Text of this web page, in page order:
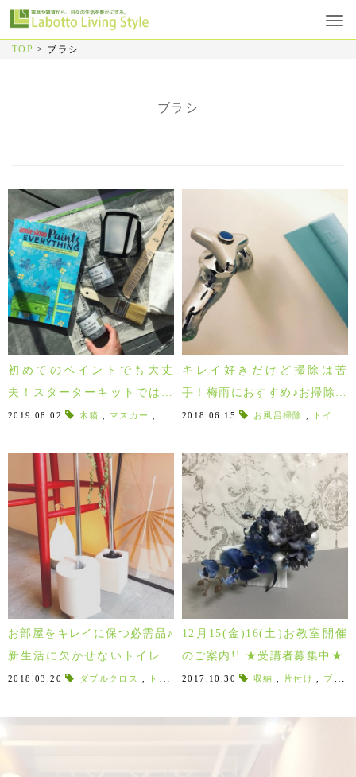
TOP > ブラシ
ブラシ
初めてのペイントでも大丈
夫！スターターキットではじ
めるアニースローン！
2019.08.02 木箱 マスカー ウエス,ペイントバケツ,ミキシングステ
キレイ好きだけど掃除は苦
手！梅雨におすすめ♪お掃除グ
ッズ３選！
2018.06.15 お風呂掃除 トイレブラシブラシ
お部屋をキレイに保つ必需品♪
新生活に欠かせないトイレ・
お掃除グッズ特集！
2018.03.20 ダブルクロス トイレ用ブラシ , トイレットペーパーホルダー
12月15(金)16(土)お教室開催
のご案内!! ★受講者募集中★
2017.10.30 収納 片付け ブラシ